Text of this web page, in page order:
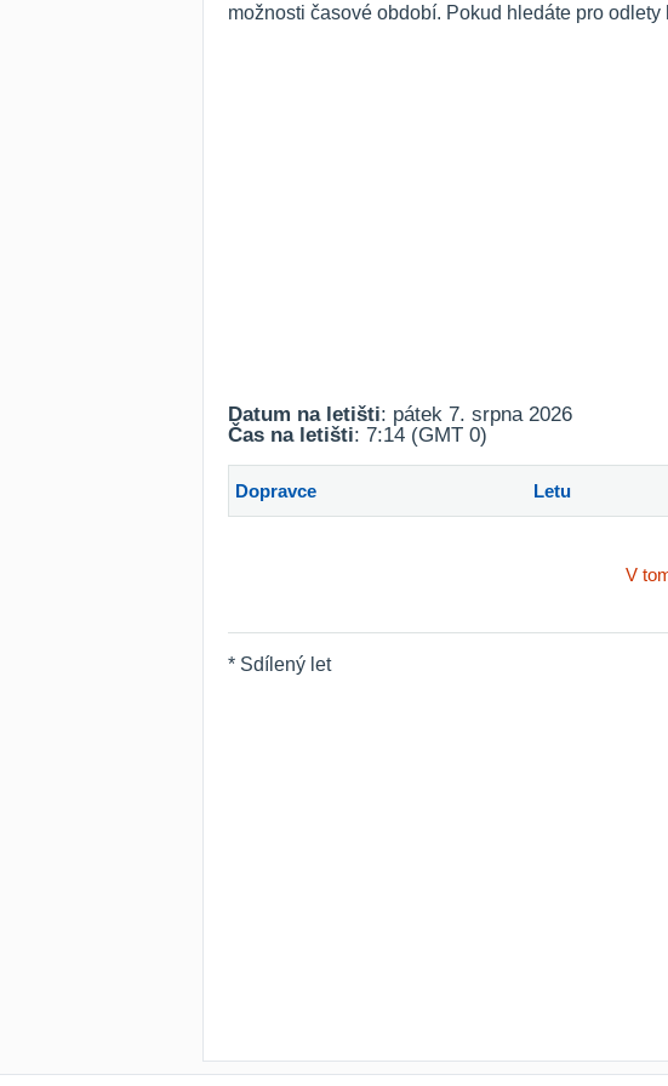
možnosti časové období. Pokud hledáte pro odlety
Datum na letišti: pátek 7. srpna 2026
Čas na letišti: 7:14 (GMT 0)
Dopravce Letu
V
* Sdílený let